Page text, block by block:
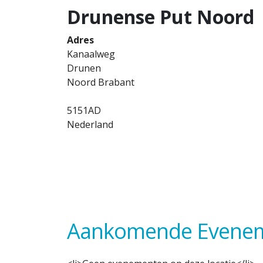
Drunense Put Noord
Adres
Kanaalweg
Drunen
Noord Brabant
5151AD
Nederland
Aankomende